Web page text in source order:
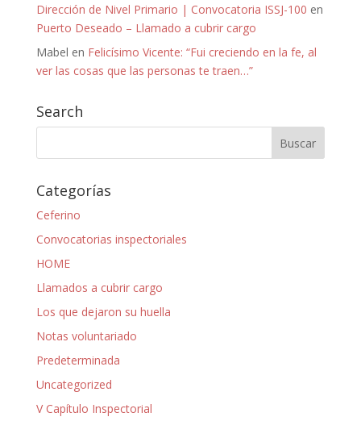
Dirección de Nivel Primario | Convocatoria ISSJ-100 en
Puerto Deseado – Llamado a cubrir cargo
Mabel en Felicísimo Vicente: “Fui creciendo en la fe, al
ver las cosas que las personas te traen…”
Search
Categorías
Ceferino
Convocatorias inspectoriales
HOME
Llamados a cubrir cargo
Los que dejaron su huella
Notas voluntariado
Predeterminada
Uncategorized
V Capítulo Inspectorial